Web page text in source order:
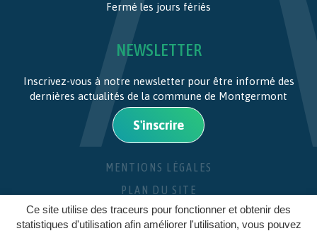
Ce site utilise des traceurs pour fonctionner et obtenir des
statistiques d'utilisation afin améliorer l'utilisation, vous pouvez
Fermé les jours fériés
NEWSLETTER
Inscrivez-vous à notre newsletter pour être informé des
dernières actualités de la commune de Montgermont
S'inscrire
MENTIONS LÉGALES
PLAN DU SITE
CRÉDITS